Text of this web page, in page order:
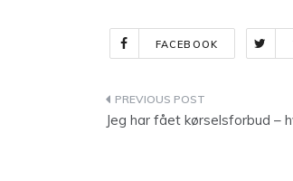
FACEBOOK
Jeg har fået kørselsforbud –